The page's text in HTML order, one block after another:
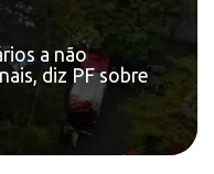
a não
diz PF sobre